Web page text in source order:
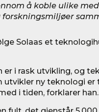
å koble ulike
forskningsmiljøer
Solaas et
er i rask utvikling, og
utvikler ny teknologi
i tiden, forklarer han.